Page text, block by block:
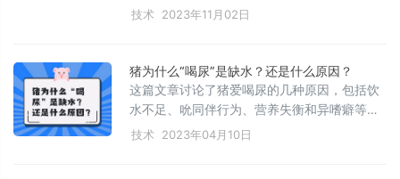
的霉菌毒素，影响消化和免疫系统。为解决此
脏，促进消化吸收和提高产蛋性能。正确处理
新玉米可以有效提升饲料利用率和产蛋效果。
技术 2023年11月02日
猪为什么“喝尿”是缺水？还是什么原因？
这篇文章讨论了猪爱喝尿的几种原因，包括饮
水不足、吮同伴行为、营养失衡和异嗜癖等，
给出了相应的解决措施，如保证充足饮水、涂
技术 2023年04月10日